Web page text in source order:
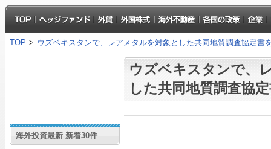
TOP > ウズベキスタンで、レアメタルを対象とした共同地質調査協定書
海外投資最新 新着30件
ウズベキスタンで、
した共同地質調査協